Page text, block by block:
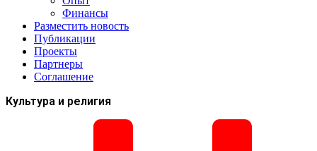
Финансы
Разместить новость
Публикации
Проекты
Партнеры
Соглашение
Культура и религия